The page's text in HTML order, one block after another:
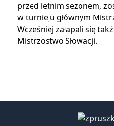
przed letnim sezonem,
w turnieju głównym
Wcześniej załapali się
Mistrzostwo Słowacji.